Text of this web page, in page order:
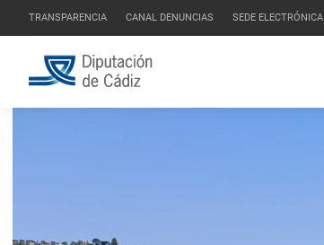
TRANSPARENCIA CANAL DENUNCIAS SEDE ELECTRÓNICA